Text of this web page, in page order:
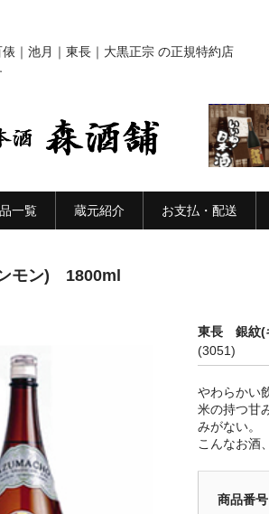
｜池月｜東長｜大黒正宗 の正規特約店
一覧 蔵元紹介 お支払・配送
モン) 1800ml
東長 銀紋(
(3051)
やわらかい
米の持つ甘
みがない。
こんなお酒
商品番号